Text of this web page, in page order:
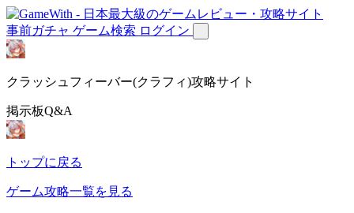
事前ガチャ ゲーム検索 ログイン
クラッシュフィーバー(クラフィ)攻略サイト
掲示板Q&A
トップに戻る
ゲーム攻略一覧を見る